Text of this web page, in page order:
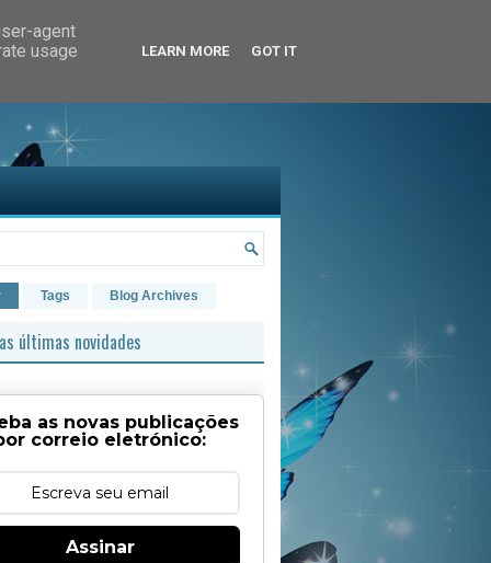
Tags Blog Archives
últimas novidades
as novas publicações
correio eletrónico:
Assinar
agent
usage
LEARN MORE GOT IT